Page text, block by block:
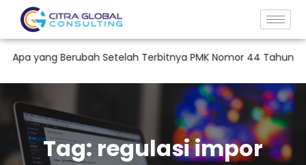
yang Berubah Setelah Terbitnya PMK Nomor 44 Tahun 2026?
Tag: regulasi impor